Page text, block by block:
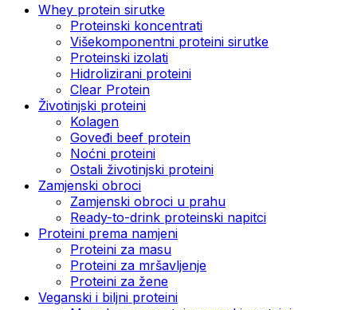
Whey protein sirutke
Proteinski koncentrati
Višekomponentni proteini sirutke
Proteinski izolati
Hidrolizirani proteini
Clear Protein
Životinjski proteini
Kolagen
Goveđi beef protein
Noćni proteini
Ostali životinjski proteini
Zamjenski obroci
Zamjenski obroci u prahu
Ready-to-drink proteinski napitci
Proteini prema namjeni
Proteini za masu
Proteini za mršavljenje
Proteini za žene
Veganski i biljni proteini